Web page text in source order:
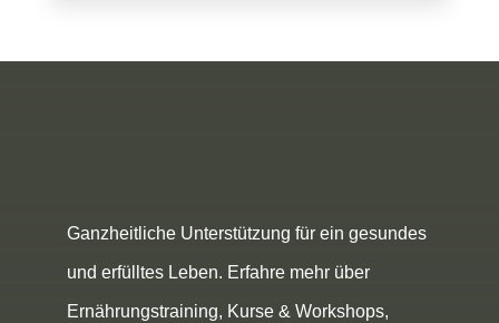
Ganzheitliche Unterstützung für ein gesundes
und erfülltes Leben. Erfahre mehr über
Ernährungstraining, Kurse & Workshops,